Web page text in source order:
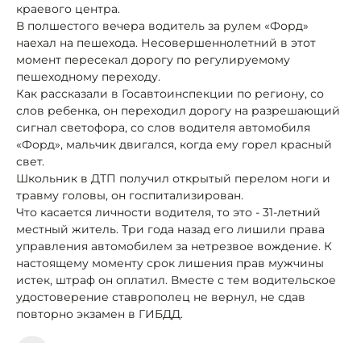
краевого центра.
В полшестого вечера водитель за рулем «Форд»
наехал на пешехода. Несовершеннолетний в этот
момент пересекал дорогу по регулируемому
пешеходному переходу.
Как рассказали в Госавтоинспекции по региону, со
слов ребенка, он переходил дорогу на разрешающий
сигнал светофора, со слов водителя автомобиля
«Форд», мальчик двигался, когда ему горел красный
свет.
Школьник в ДТП получил открытый перелом ноги и
травму головы, он госпитализирован.
Что касается личности водителя, то это - 31-летний
местный житель. Три года назад его лишили права
управления автомобилем за нетрезвое вождение. К
настоящему моменту срок лишения прав мужчины
истек, штраф он оплатил. Вместе с тем водительское
удостоверение ставрополец не вернул, не сдав
повторно экзамен в ГИБДД.